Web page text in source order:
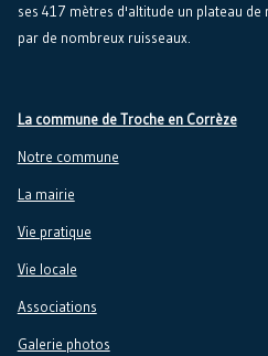
ses 417 mètres d'altitude un plateau
par de nombreux ruisseaux.
La commune de Troche en Corrèze
Notre commune
La mairie
Vie pratique
Vie locale
Associations
Galerie photos